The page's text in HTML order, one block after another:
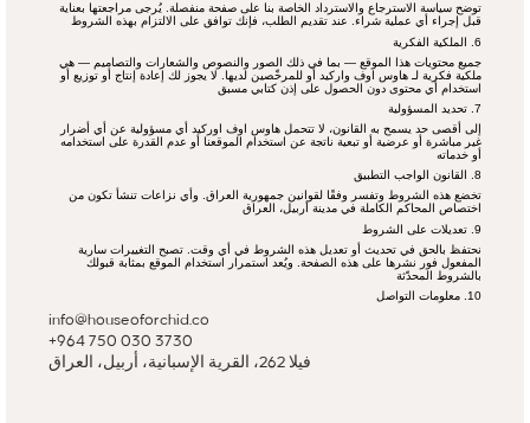
توضح سياسة الاسترجاع والاسترداد الخاصة بنا على صفحة منفصلة. يُرجى مراجعتها بعناية
قبل إجراء أي عملية شراء. عند تقديم الطلب، فإنك توافق على الالتزام بهذه الشروط
​6. الملكية الفكرية
جميع محتويات هذا الموقع — بما في ذلك الصور والنصوص والشعارات والتصاميم — هي
ملكية فكرية لـ هاوس اوف واركيد أو للمرخّصين لديها. لا يجوز لك إعادة إنتاج أو توزيع أو
استخدام أي محتوى دون الحصول على إذن كتابي مسبق
​7. تحديد المسؤولية
إلى أقصى حد يسمح به القانون، لا تتحمل هاوس اوف اوركيد أي مسؤولية عن أي أضرار
غير مباشرة أو عرضية أو تبعية ناتجة عن استخدام الموقعنا أو عدم القدرة على استخدامه
أو خدماته
​8. القانون الواجب التطبيق
تخضع هذه الشروط وتفسر وفقًا لقوانين جمهورية العراق. وأي نزاعات تنشأ تكون من
اختصاص المحاكم الكاملة في مدينة أربيل، العراق
​9. تعديلات على الشروط
نحتفظ بالحق في تحديث أو تعديل هذه الشروط في أي وقت. تصبح التغييرات سارية
المفعول فور نشرها على هذه الصفحة. ويُعد استمرار استخدام الموقع بمثابة قبولك
بالشروط المحدّثة
​10. معلومات التواصل
info@houseoforchid.co
+964 750 030 3730
فيلا 262، القرية الإسبانية، أربيل، العراق